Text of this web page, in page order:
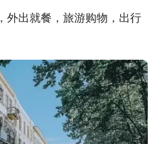
外出就餐，旅游购物，出行